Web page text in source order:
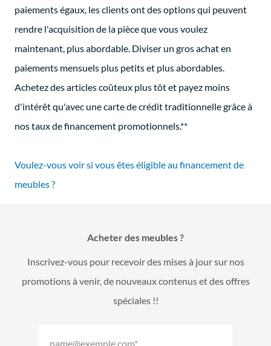
paiements égaux, les clients ont des options qui peuvent
rendre l'acquisition de la pièce que vous voulez
maintenant, plus abordable. Diviser un gros achat en
paiements mensuels plus petits et plus abordables.
Achetez des articles coûteux plus tôt et payez moins
d'intérêt qu'avec une carte de crédit traditionnelle grâce à
nos taux de financement promotionnels.**
Voulez-vous voir si vous êtes éligible au financement de
meubles ?
Acheter des meubles ?
Inscrivez-vous pour recevoir des mises à jour sur nos
promotions à venir, de nouveaux contenus et des offres
spéciales !!